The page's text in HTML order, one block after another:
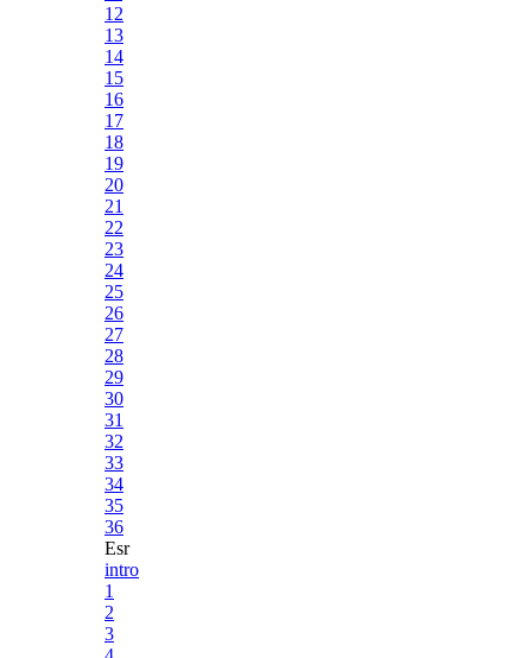
12
13
14
15
16
17
18
19
20
21
22
23
24
25
26
27
28
29
30
31
32
33
34
35
36
Esr
intro
1
2
3